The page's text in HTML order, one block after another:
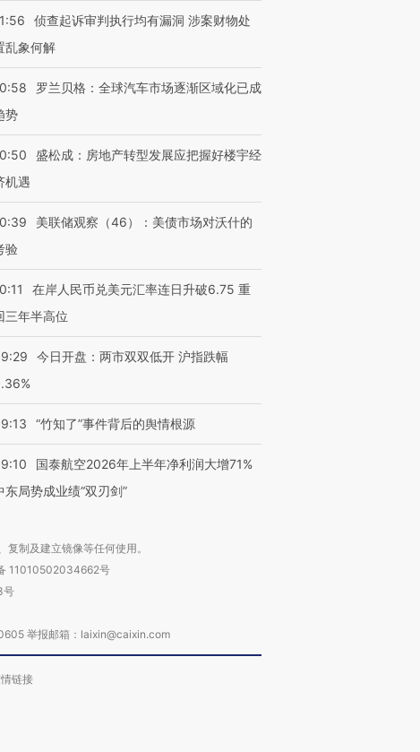
要防空导弹“救急”
13人遇难
进第四届链博
科技“链”接产
【特别呈现】寻找100种
有意思的生活方式·第三对
CFO：不靠规模取胜，华
住三大增长引擎是什么？
侦查起诉审判执行均有漏洞 涉案财物处
乱象何解
罗兰贝格：全球汽车市场逐渐区域化已成
势
盛松成：房地产转型发展应把握好楼宇经
机遇
美联储观察（46）：美债市场对沃什的
验
在岸人民币兑美元汇率连日升破6.75 重
三年半高位
今日开盘：两市双双低开 沪指跌幅
“竹知了”事件背后的舆情根源
国泰航空2026年上半年净利润大增71%
东局势成业绩“双刃剑”
制及建立镜像等任何使用。
11010502034662号
号
举报邮箱：laixin@caixin.com
链接